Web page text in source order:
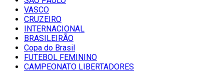
VASCO
CRUZEIRO
INTERNACIONAL
BRASILEIRÃO
Copa do Brasil
FUTEBOL FEMININO
CAMPEONATO LIBERTADORES